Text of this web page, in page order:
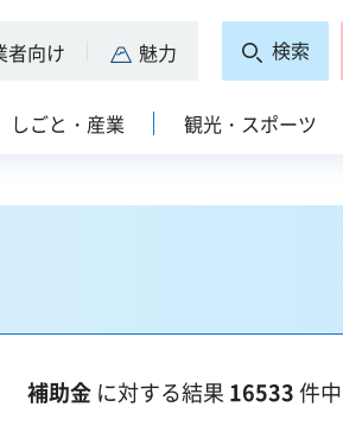
者向け 魅力 検索
しごと・産業 観光・スポーツ
補助金 に対する結果 16533 件中